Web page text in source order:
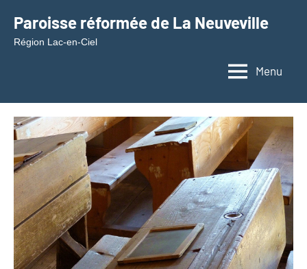
contenu
Paroisse réformée de La Neuveville
Région Lac-en-Ciel
Menu